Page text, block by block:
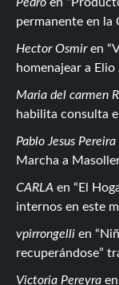
permanente en
Hector Osmiren
homenajear a Elio
Maria del carmen
habilita consulta
Pablo Jesus
Marcha a
CARLA en
El
internos en este
vpirrongelli en
recuperándose”
Victoria Pereyra en